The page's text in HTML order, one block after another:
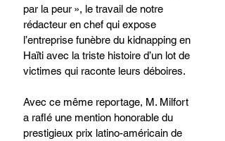
par la peur », le travail de notre
rédacteur en chef qui expose
l’entreprise funèbre du kidnapping en
Haïti avec la triste histoire d’un lot de
victimes qui raconte leurs déboires.
Avec ce même reportage, M. Milfort
a raflé une mention honorable du
prestigieux prix latino-américain de